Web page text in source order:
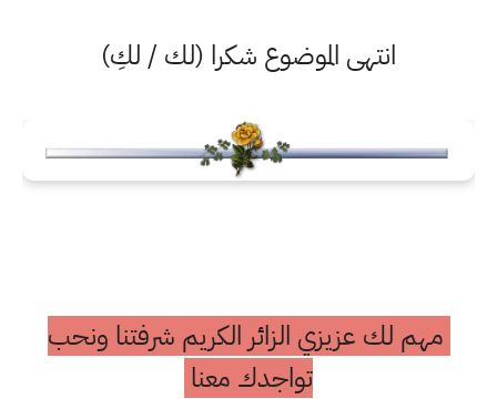
انتهى الموضوع شكرا (لك / لكِ)
مهم لك عزيزي الزائر الكريم شرفتنا ونحب
تواجدك معنا